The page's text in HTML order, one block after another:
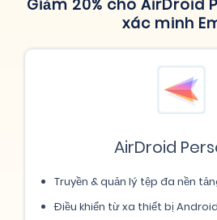
Giảm 20% cho AirDroid
xác minh
AirDroid
Truyền & quản lý tệp đa nền
Điều khiển từ xa thiết bị Android